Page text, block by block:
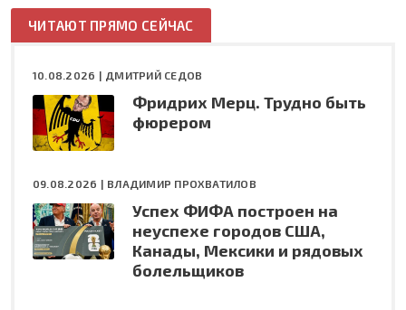
ЧИТАЮТ ПРЯМО СЕЙЧАС
10.08.2026 | ДМИТРИЙ СЕДОВ
Фридрих Мерц. Трудно быть
фюрером
09.08.2026 | ВЛАДИМИР ПРОХВАТИЛОВ
Успех ФИФА построен на
неуспехе городов США,
Канады, Мексики и рядовых
болельщиков